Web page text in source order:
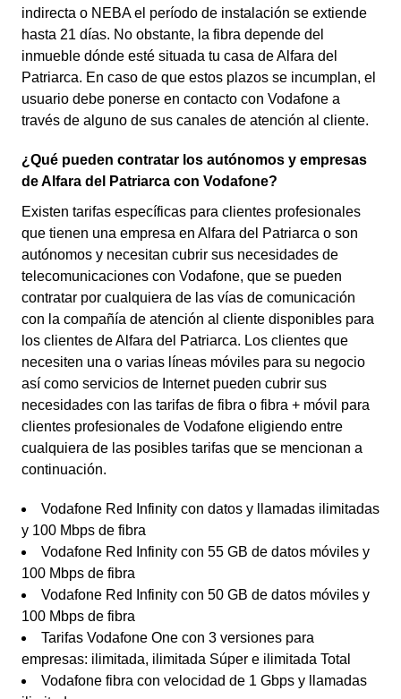
indirecta o NEBA el período de instalación se extiende
hasta 21 días. No obstante, la fibra depende del
inmueble dónde esté situada tu casa de Alfara del
Patriarca. En caso de que estos plazos se incumplan, el
usuario debe ponerse en contacto con Vodafone a
través de alguno de sus canales de atención al cliente.
¿Qué pueden contratar los autónomos y empresas
de Alfara del Patriarca con Vodafone?
Existen tarifas específicas para clientes profesionales
que tienen una empresa en Alfara del Patriarca o son
autónomos y necesitan cubrir sus necesidades de
telecomunicaciones con Vodafone, que se pueden
contratar por cualquiera de las vías de comunicación
con la compañía de atención al cliente disponibles para
los clientes de Alfara del Patriarca. Los clientes que
necesiten una o varias líneas móviles para su negocio
así como servicios de Internet pueden cubrir sus
necesidades con las tarifas de fibra o fibra + móvil para
clientes profesionales de Vodafone eligiendo entre
cualquiera de las posibles tarifas que se mencionan a
continuación.
Vodafone Red Infinity con datos y llamadas ilimitadas
y 100 Mbps de fibra
Vodafone Red Infinity con 55 GB de datos móviles y
100 Mbps de fibra
Vodafone Red Infinity con 50 GB de datos móviles y
100 Mbps de fibra
Tarifas Vodafone One con 3 versiones para
empresas: ilimitada, ilimitada Súper e ilimitada Total
Vodafone fibra con velocidad de 1 Gbps y llamadas